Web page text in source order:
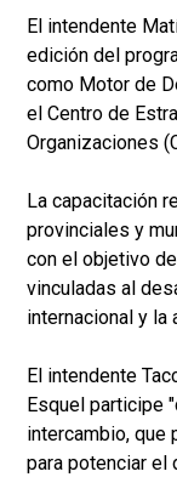
El intendente
edición del
como Motor de
el Centro de
Organizaciones
La capacitación
provinciales y
con el objetivo
vinculadas al
internacional y la
El intendente
Esquel participe
intercambio, que
para potenciar el